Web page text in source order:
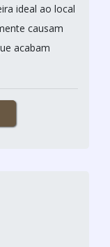
ideal ao local
causam
acabam